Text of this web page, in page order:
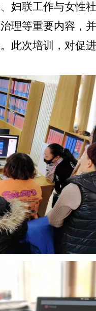
妇联工作与女性
理等重要内容，
此次培训， 对促